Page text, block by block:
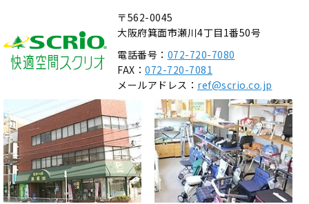
〒562-0045
大阪府箕面市瀬川4丁目1番50号
電話番号： 072-720-7080
FAX： 072-720-7081
メールアドレス： ref@scrio.co.jp